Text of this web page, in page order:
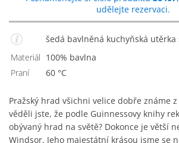
udělejte rezervaci.
šedá bavlněná kuchyňská
Materiál
100% bavlna
Praní
60 °C
Pražský hrad všichni velice dobře známe
věděli jste, že podle Guinnessovy knihy
obývaný hrad na světě? Dokonce je větší
Windsor. Jeho majestátní krásou jsme se